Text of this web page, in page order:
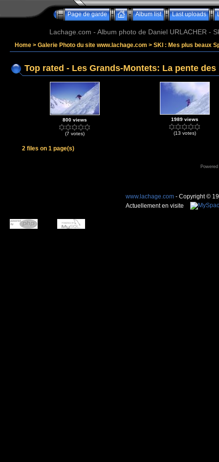
Page de garde Album list Last uploads
Lachage.com - Album photo de Daniel URLACHER -
Home > Galerie Photo du site www.lachage.com > SKI : Mes plus beaux
Top rated - Les Grands-Montets: La pente
800 views
(7 votes)
1989 views
(13 votes)
2 files on 1 page(s)
www.lachage.com - Copyright ©
Actuellement en visite